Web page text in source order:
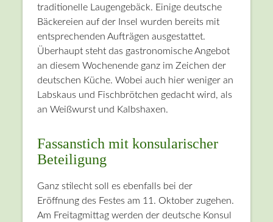
traditionelle Laugengebäck. Einige deutsche
Bäckereien auf der Insel wurden bereits mit
entsprechenden Aufträgen ausgestattet.
Überhaupt steht das gastronomische Angebot
an diesem Wochenende ganz im Zeichen der
deutschen Küche. Wobei auch hier weniger an
Labskaus und Fischbrötchen gedacht wird, als
an Weißwurst und Kalbshaxen.
Fassanstich mit konsularischer
Beteiligung
Ganz stilecht soll es ebenfalls bei der
Eröffnung des Festes am 11. Oktober zugehen.
Am Freitagmittag werden der deutsche Konsul